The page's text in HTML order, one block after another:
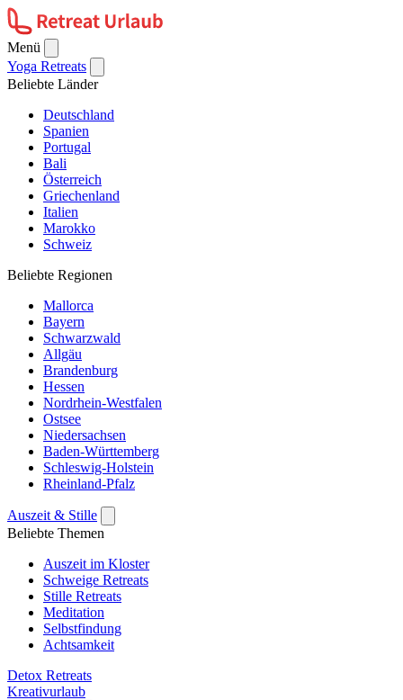
Menü
Yoga Retreats
Beliebte Länder
Deutschland
Spanien
Portugal
Bali
Österreich
Griechenland
Italien
Marokko
Schweiz
Beliebte Regionen
Mallorca
Bayern
Schwarzwald
Allgäu
Brandenburg
Hessen
Nordrhein-Westfalen
Ostsee
Niedersachsen
Baden-Württemberg
Schleswig-Holstein
Rheinland-Pfalz
Auszeit & Stille
Beliebte Themen
Auszeit im Kloster
Schweige Retreats
Stille Retreats
Meditation
Selbstfindung
Achtsamkeit
Detox Retreats
Kreativurlaub